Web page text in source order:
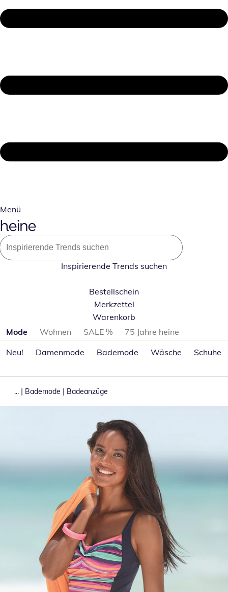
Menü
Inspirierende Trends suchen
Bestellschein
Merkzettel
Warenkorb
Produktkategorien überspringen
Mode Wohnen SALE %
75 Jahre heine
Neu!
Damenmode Bademode Wäsche Schuhe
... | Bademode | Badeanzüge